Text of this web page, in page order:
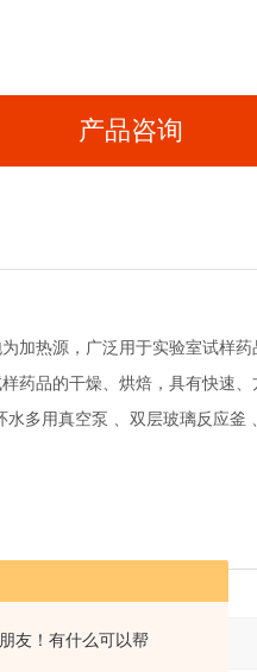
友！有什么可以帮
产品咨询
加热源，广泛用于实验室试样
药品的干燥、烘焙，具有快速
多用真空泵 、双层玻璃反应釜